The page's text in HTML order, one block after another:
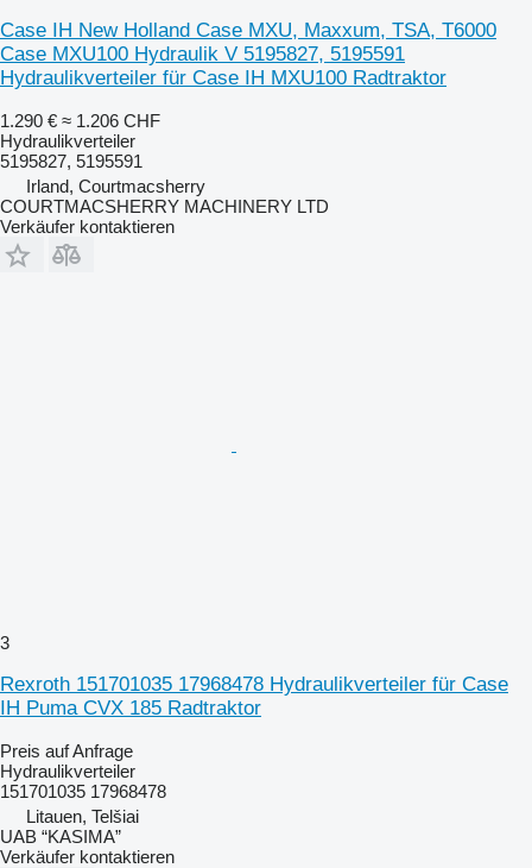
Case IH New Holland Case MXU, Maxxum, TSA, T6000
Case MXU100 Hydraulik V 5195827, 5195591
Hydraulikverteiler für Case IH MXU100 Radtraktor
1.290 € ≈ 1.206 CHF
Hydraulikverteiler
5195827, 5195591
Irland, Courtmacsherry
COURTMACSHERRY MACHINERY LTD
Verkäufer kontaktieren
3
Rexroth 151701035 17968478 Hydraulikverteiler für Case
IH Puma CVX 185 Radtraktor
Preis auf Anfrage
Hydraulikverteiler
151701035 17968478
Litauen, Telšiai
UAB “KASIMA”
Verkäufer kontaktieren